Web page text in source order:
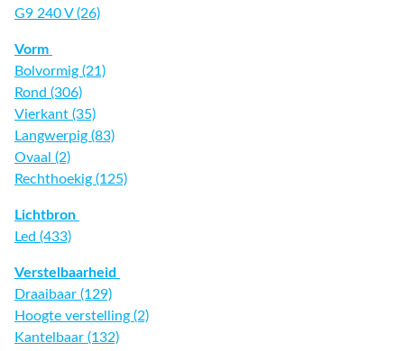
G9 240 V (26)
Vorm
Bolvormig (21)
Rond (306)
Vierkant (35)
Langwerpig (83)
Ovaal (2)
Rechthoekig (125)
Lichtbron
Led (433)
Verstelbaarheid
Draaibaar (129)
Hoogte verstelling (2)
Kantelbaar (132)